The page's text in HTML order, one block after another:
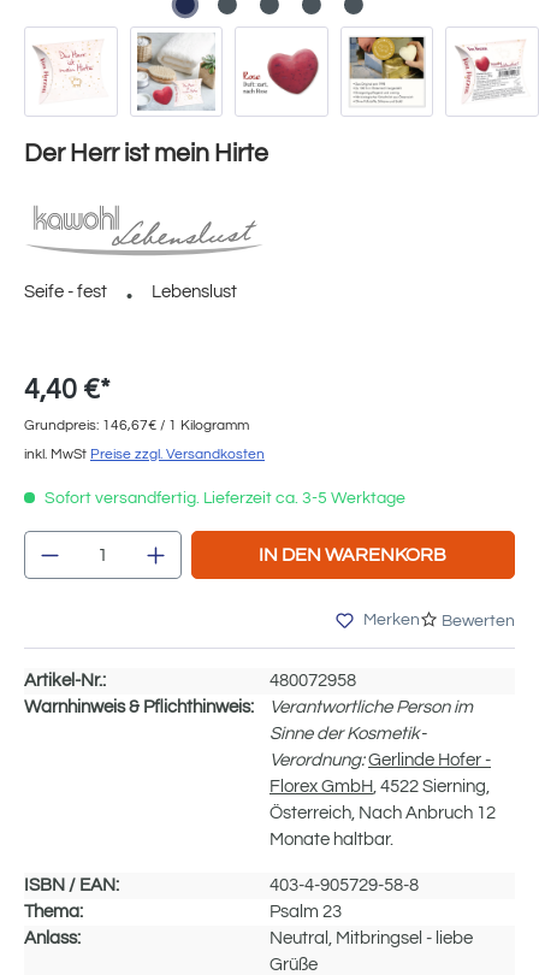
Der Herr ist mein Hirte
Seife - fest Lebenslust
4,40 €*
Grundpreis: 146,67€ / 1 Kilogramm
inkl. MwSt Preise zzgl. Versandkosten
Sofort versandfertig. Lieferzeit ca. 3-5 Werktage
Produkt Anzahl: Gib den gewünschten
IN DEN WARENKORB
Merken Bewerten
Artikel-Nr.:
480072958
Warnhinweis & Pflichthinweis:
Verantwortliche Person im
Sinne der Kosmetik-
Verordnung:Gerlinde Hofer -
Florex GmbH , 4522 Sierning,
Österreich, Nach Anbruch 12
Monate haltbar.
ISBN / EAN:
403-4-905729-58-8
Thema:
Psalm 23
Anlass:
Neutral, Mitbringsel - liebe
Grüße